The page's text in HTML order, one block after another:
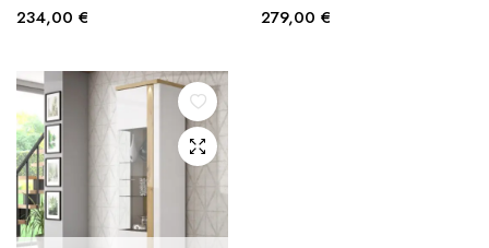
234,00 € 279,00 €